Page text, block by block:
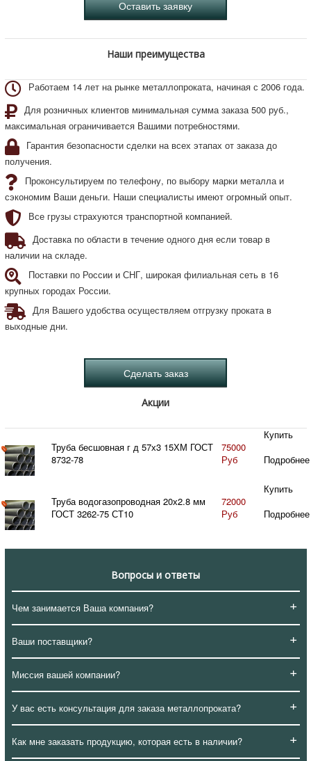
Наши преимущества
Работаем 14 лет на рынке металлопроката, начиная с 2006 года.
Для розничных клиентов минимальная сумма заказа 500 руб.,
максимальная ограничивается Вашими потребностями.
Гарантия безопасности сделки на всех этапах от заказа до
получения.
Проконсультируем по телефону, по выбору марки металла и
сэкономим Ваши деньги. Наши специалисты имеют огромный опыт.
Все грузы страхуются транспортной компанией.
Доставка по области в течение одного дня если товар в
наличии на складе.
Поставки по России и СНГ, широкая филиальная сеть в 16
крупных городах России.
Для Вашего удобства осуществляем отгрузку проката в
выходные дни.
Акции
Труба бесшовная г д 57х3 15ХМ ГОСТ
8732-78
75000
Руб
Купить
Подробнее
Труба водогазопроводная 20х2.8 мм
ГОСТ 3262-75 СТ10
72000
Руб
Купить
Подробнее
Вопросы и ответы
+
Чем занимается Ваша компания?
+
Ваши поставщики?
+
Миссия вашей компании?
+
У вас есть консультация для заказа металлопроката?
+
Как мне заказать продукцию, которая есть в наличии?